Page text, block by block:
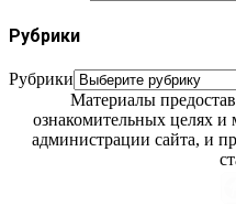
Рубрики
Рубрики
Материалы
ознакомительных целях и
администрации сайта, и